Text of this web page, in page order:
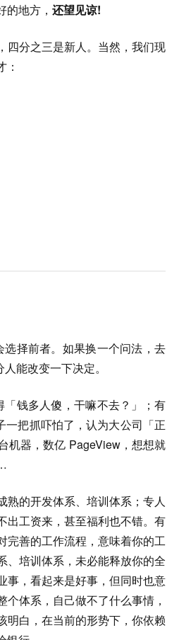
地方， 还望见谅!
四分之三是新人。当然，我们现
择前者。如果换一个问法，去
能改变一下决定。
钱多人傻，干嘛不去？」；有
一把抓吓怕了，认为大公司「正
机器，数亿 PageView，想想就
熟的开发体系、培训体系；专人
出工资来，甚至福利也不错。有
完善的工作流程，意味着你的工
、培训体系，未必能释放你的全
事，看起来是好事，但同时也意
体系，自己做不了什么事情，
明白，在当前的形势下，你依赖